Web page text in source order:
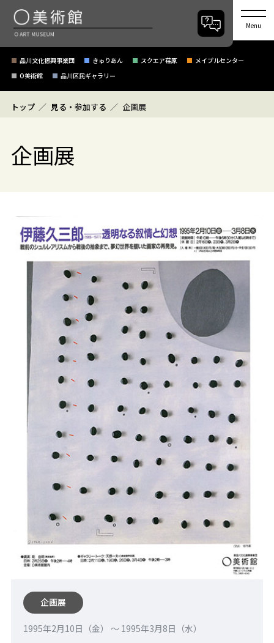
Menu
品川文化振興事業団 きゅりあん スクエア荏原
メイプルセンター
O美術館
品川区民ギャラリー
トップ 見る・参加する 企画展
企画展
企画展
1995年2月10日（金） 〜 1995年3月8日（水）